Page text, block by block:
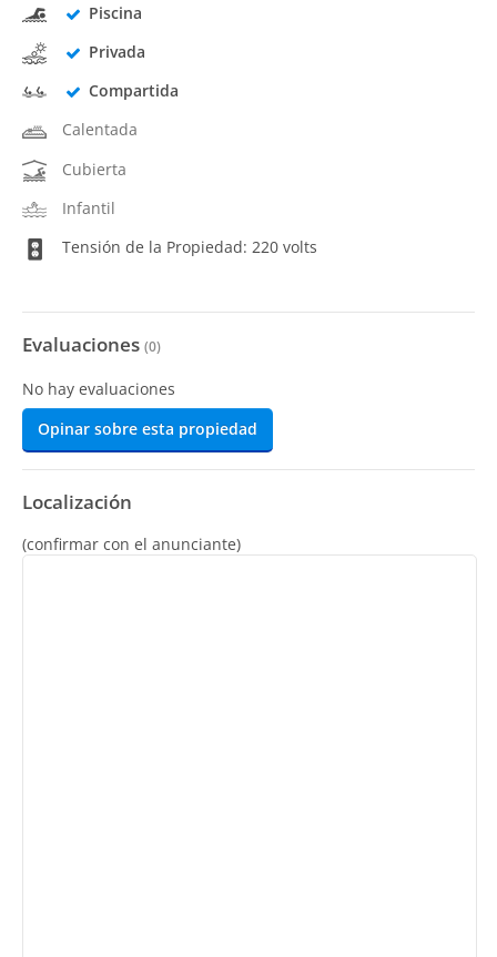
Piscina
Privada
Compartida
Calentada
Cubierta
Infantil
Tensión de la Propiedad: 220 volts
Evaluaciones (0)
No hay evaluaciones
Opinar sobre esta propiedad
Localización
(confirmar con el anunciante)